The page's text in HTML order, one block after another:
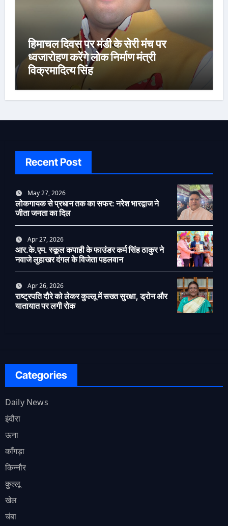
हिमाचल दिवस पर मंडी के सेरी मंच पर
ध्वजारोहण करेंगे लोक निर्माण मंत्री
विक्रमादित्य सिंह
Recent Post
May 27, 2026
लोकगायक से प्रधान तक का सफर: नरेश भारद्वाज ने
जीता जनता का दिल
Apr 27, 2026
आर.के.एम. स्कूल कपाही के फाउंडर कर्म सिंह ठाकुर ने
नवाजे लुहाखर दंगल के विजेता पहलवान
Apr 26, 2026
राष्ट्रपति दौरे को लेकर कुल्लू में सख्त सुरक्षा, ड्रोन और
यातायात पर लगी रोक
Categories
Daily News
इंदौरा
ऊना
काँगड़ा
किन्नौर
कुल्लू
खेल
चंबा